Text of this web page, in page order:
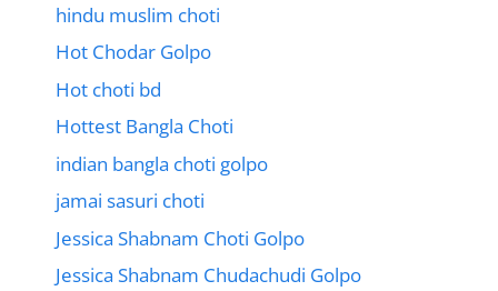
hindu muslim choti
Hot Chodar Golpo
Hot choti bd
Hottest Bangla Choti
indian bangla choti golpo
jamai sasuri choti
Jessica Shabnam Choti Golpo
Jessica Shabnam Chudachudi Golpo